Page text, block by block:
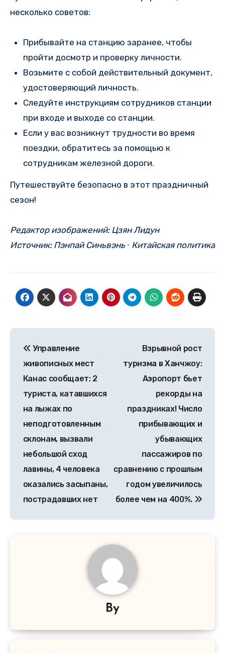
несколько советов:
Прибывайте на станцию заранее, чтобы
пройти досмотр и проверку личности.
Возьмите с собой действительный документ,
удостоверяющий личность.
Следуйте инструкциям сотрудников станции
при входе и выходе со станции.
Если у вас возникнут трудности во время
поездки, обратитесь за помощью к
сотрудникам железной дороги.
Путешествуйте безопасно в этот праздничный
сезон!
Редактор изображений: Цзян Лидун
Источник: Пэнпай Синьвэнь ∙ Китайская политика
navigation
Управление
живописных мест
Канас сообщает: 2
туриста, катавшихся
на лыжах по
неподготовленным
склонам, вызвали
небольшой сход
лавины, 4 человека
оказались засыпаны,
пострадавших нет
Взрывной рост
туризма в Ханчжоу:
Аэропорт бьет
рекорды на
праздниках! Число
прибывающих и
убывающих
пассажиров по
сравнению с прошлым
годом увеличилось
более чем на 400%.
By